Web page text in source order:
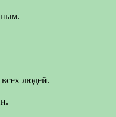
людей.